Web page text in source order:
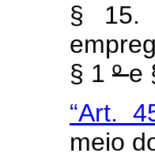
§ 15.
§ 1 ºe
“Art.
meio